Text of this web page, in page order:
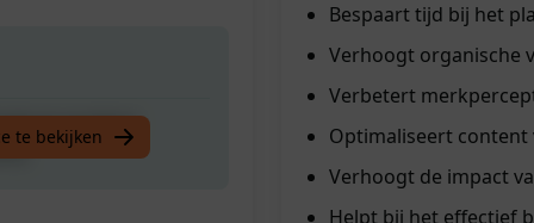
en product
te bekijken
Bespaart tijd bij het
Verhoogt organische
Verbetert
Optimaliseert
Verhoogt de impact
Helpt bij het effectief